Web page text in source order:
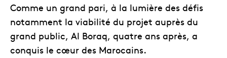
Comme un grand pari, à la lumière des défis
notamment la viabilité du projet auprès du
grand public, Al Boraq, quatre ans après, a
conquis le cœur des Marocains.